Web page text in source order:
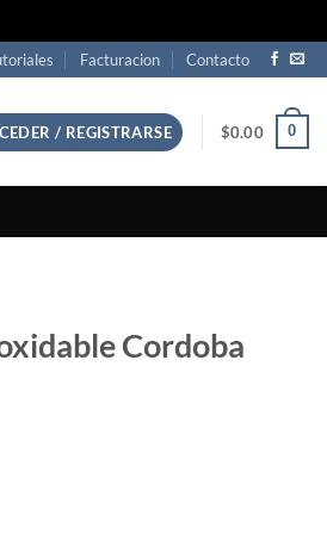
Facturacion Contacto
/ REGISTRARSE $0.00 0
Cordoba